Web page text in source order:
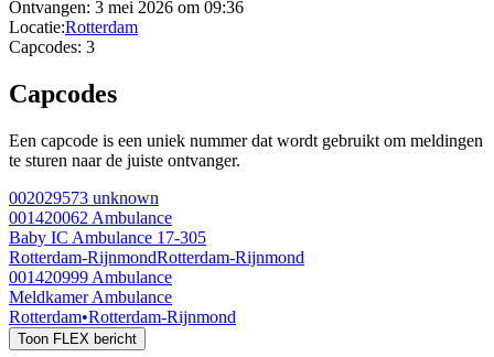
Ontvangen: 3 mei 2026 om 09:36
Locatie:Rotterdam
Capcodes: 3
Capcodes
Een capcode is een uniek nummer dat wordt gebruikt om meldingen
te sturen naar de juiste ontvanger.
002029573 unknown
001420062 Ambulance
Baby IC Ambulance 17-305
Rotterdam-RijnmondRotterdam-Rijnmond
001420999 Ambulance
Meldkamer Ambulance
Rotterdam•Rotterdam-Rijnmond
Toon FLEX bericht